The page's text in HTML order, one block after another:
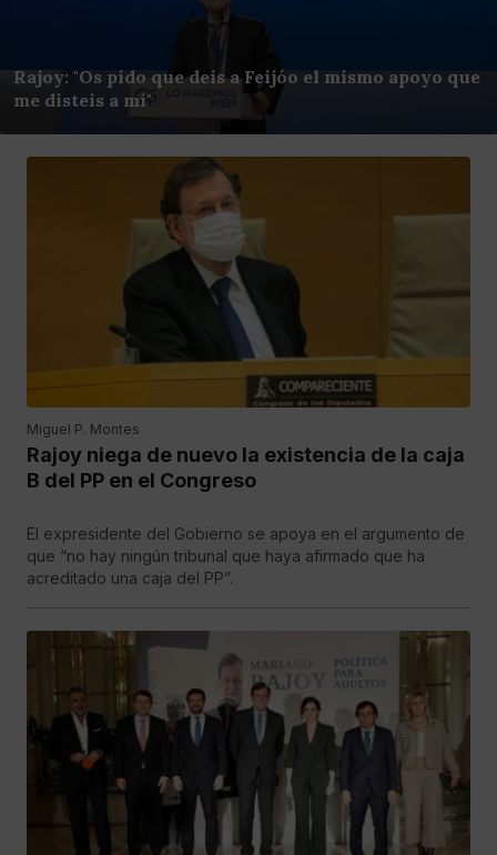
Rajoy: "Os pido que deis a Feijóo el mismo apoyo que
me disteis a mí"
Miguel P. Montes
Rajoy niega de nuevo la existencia de la caja
B del PP en el Congreso
El expresidente del Gobierno se apoya en el argumento de
que “no hay ningún tribunal que haya afirmado que ha
acreditado una caja del PP”.